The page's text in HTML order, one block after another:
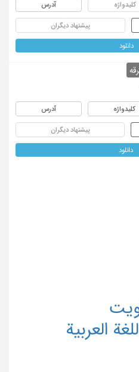
کلیدواژه آدرس
پیشنهاد دیگران
دانلود
کلیدواژه آدرس
پیشنهاد دیگران
دانلود
العربیة